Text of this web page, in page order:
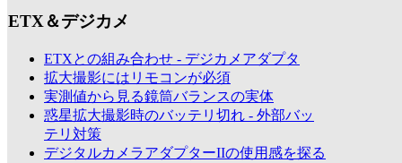
ETX＆デジカメ
ETXとの組み合わせ - デジカメアダプタ
拡大撮影にはリモコンが必須
実測値から見る鏡筒バランスの実体
惑星拡大撮影時のバッテリ切れ - 外部バッ
テリ対策
デジタルカメラアダプターIIの使用感を探る